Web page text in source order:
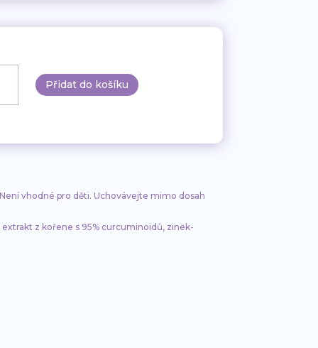
Přidat do košíku
vhodné pro děti. Uchovávejte mimo dosah
z kořene s 95% curcuminoidů, zinek-